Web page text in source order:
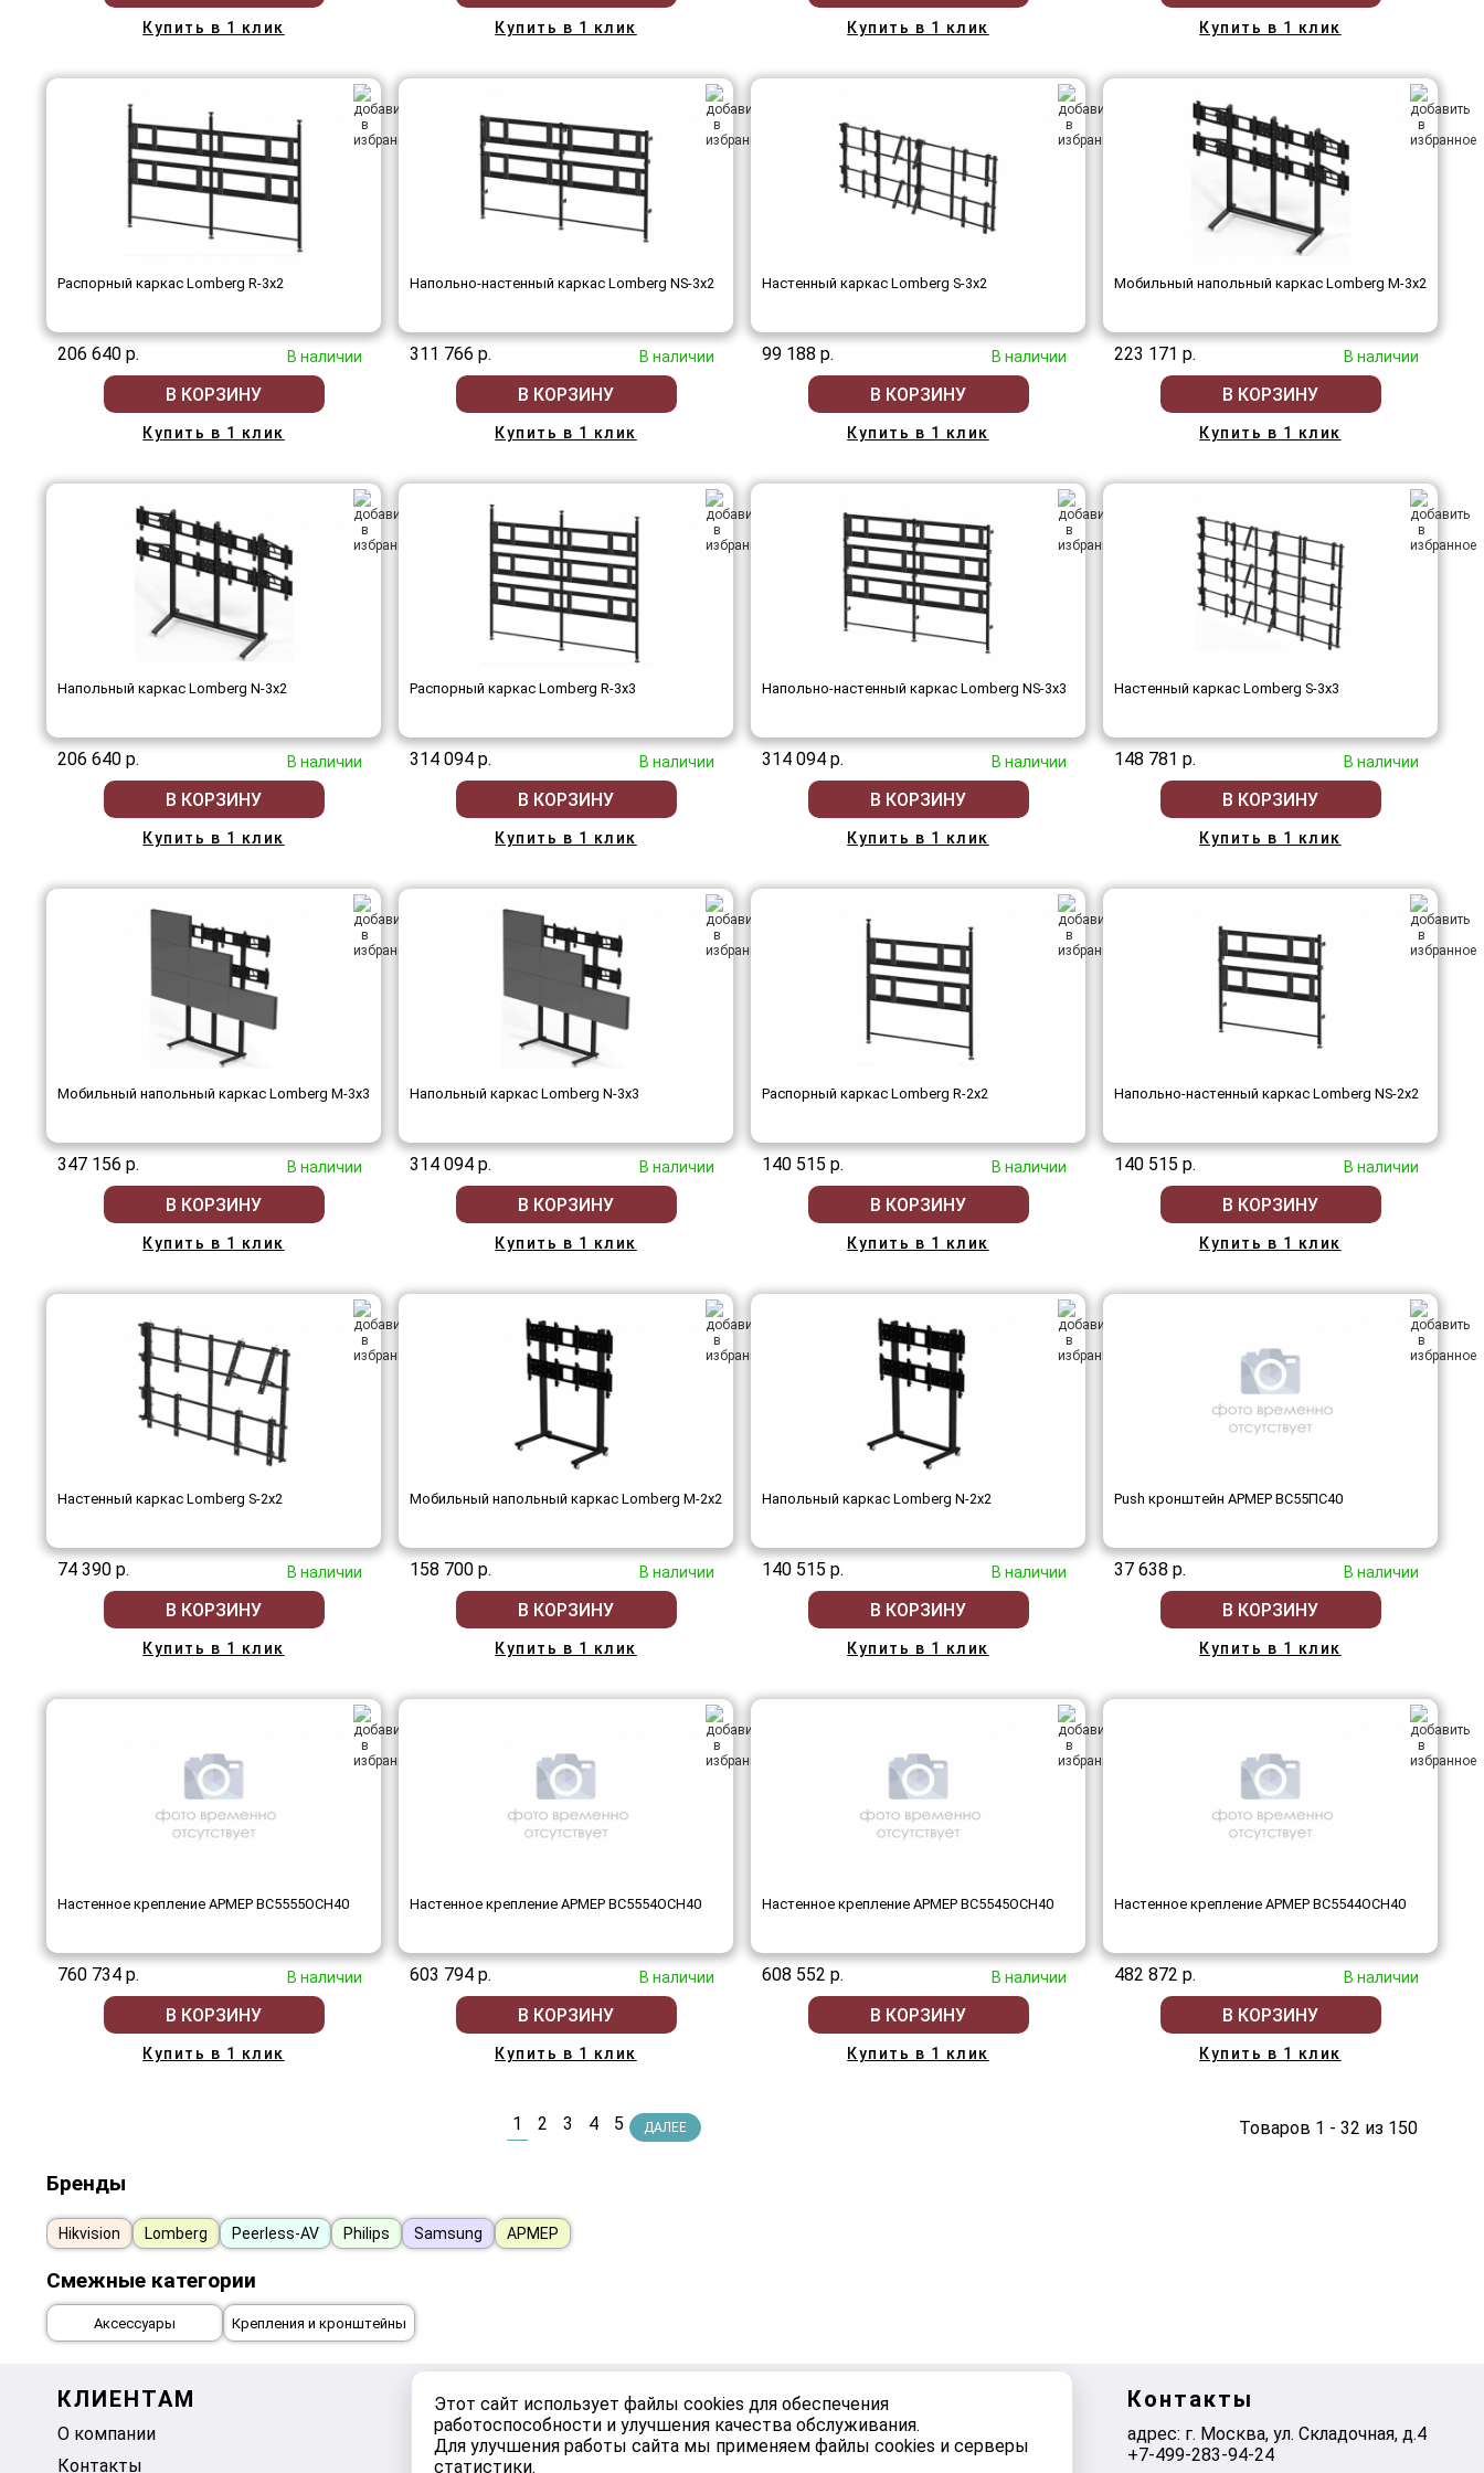
Этот сайт использует файлы cookies для обеспечения
работоспособности и улучшения качества обслуживания.
Для улучшения работы сайта мы применяем файлы cookies и серверы
статистики.
Купить в 1 клик Купить в 1 клик Купить в 1 клик Купить в 1 клик
Распорный каркас Lomberg R-3х2
206 640 р. В наличии
В КОРЗИНУ
Купить в 1 клик
Напольно-настенный каркас Lomberg NS-3х2
311 766 р. В наличии
В КОРЗИНУ
Купить в 1 клик
Настенный каркас Lomberg S-3х2
99 188 р. В наличии
В КОРЗИНУ
Купить в 1 клик
Мобильный напольный каркас Lomberg M-3х2
223 171 р. В наличии
В КОРЗИНУ
Купить в 1 клик
Напольный каркас Lomberg N-3х2
206 640 р. В наличии
В КОРЗИНУ
Купить в 1 клик
Распорный каркас Lomberg R-3х3
314 094 р. В наличии
В КОРЗИНУ
Купить в 1 клик
Напольно-настенный каркас Lomberg NS-3х3
314 094 р. В наличии
В КОРЗИНУ
Купить в 1 клик
Настенный каркас Lomberg S-3х3
148 781 р. В наличии
В КОРЗИНУ
Купить в 1 клик
Мобильный напольный каркас Lomberg M-3х3
347 156 р. В наличии
В КОРЗИНУ
Купить в 1 клик
Напольный каркас Lomberg N-3х3
314 094 р. В наличии
В КОРЗИНУ
Купить в 1 клик
Распорный каркас Lomberg R-2х2
140 515 р. В наличии
В КОРЗИНУ
Купить в 1 клик
Напольно-настенный каркас Lomberg NS-2х2
140 515 р. В наличии
В КОРЗИНУ
Купить в 1 клик
Настенный каркас Lomberg S-2х2
74 390 р. В наличии
В КОРЗИНУ
Купить в 1 клик
Мобильный напольный каркас Lomberg M-2х2
158 700 р. В наличии
В КОРЗИНУ
Купить в 1 клик
Напольный каркас Lomberg N-2х2
140 515 р. В наличии
В КОРЗИНУ
Купить в 1 клик
Push кронштейн АРМЕР ВС55ПС40
37 638 р. В наличии
В КОРЗИНУ
Купить в 1 клик
Настенное крепление АРМЕР ВС5555ОСН40
760 734 р. В наличии
В КОРЗИНУ
Купить в 1 клик
Настенное крепление АРМЕР ВС5554ОСН40
603 794 р. В наличии
В КОРЗИНУ
Купить в 1 клик
Настенное крепление АРМЕР ВС5545ОСН40
608 552 р. В наличии
В КОРЗИНУ
Купить в 1 клик
Настенное крепление АРМЕР ВС5544ОСН40
482 872 р. В наличии
В КОРЗИНУ
Купить в 1 клик
1 2 3 4 5 ДАЛЕЕ Товаров 1 - 32 из 150
Бренды
Hikvision Lomberg Peerless-AV Philips Samsung АРМЕР
Смежные категории
Аксессуары Крепления и кронштейны
КЛИЕНТАМ
О компании
Контакты
МОЙ КАБИНЕТ
Корзина
Избранное
УСЛУГИ
Монтаж
Контакты
адрес: г. Москва, ул. Складочная, д.4
+7-499-283-94-24